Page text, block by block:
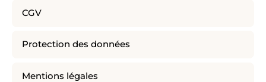
CGV
Protection des données
Mentions légales